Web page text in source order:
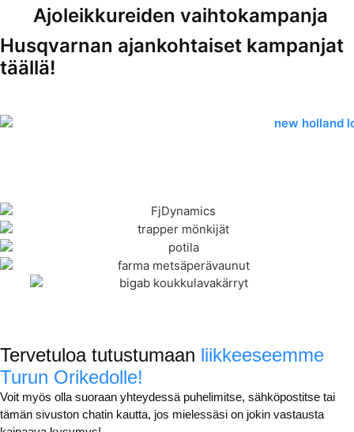
Ajoleikkureiden vaihtokampanja
Husqvarnan ajankohtaiset kampanjat
täällä!
Tervetuloa tutustumaan liikkeeseemme
Turun Orikedolle!
Voit myös olla suoraan yhteydessä puhelimitse, sähköpostitse tai
tämän sivuston chatin kautta, jos mielessäsi on jokin vastausta